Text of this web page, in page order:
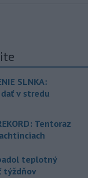
SLNKA:
v stredu
Tentoraz
teplotný
týždňov